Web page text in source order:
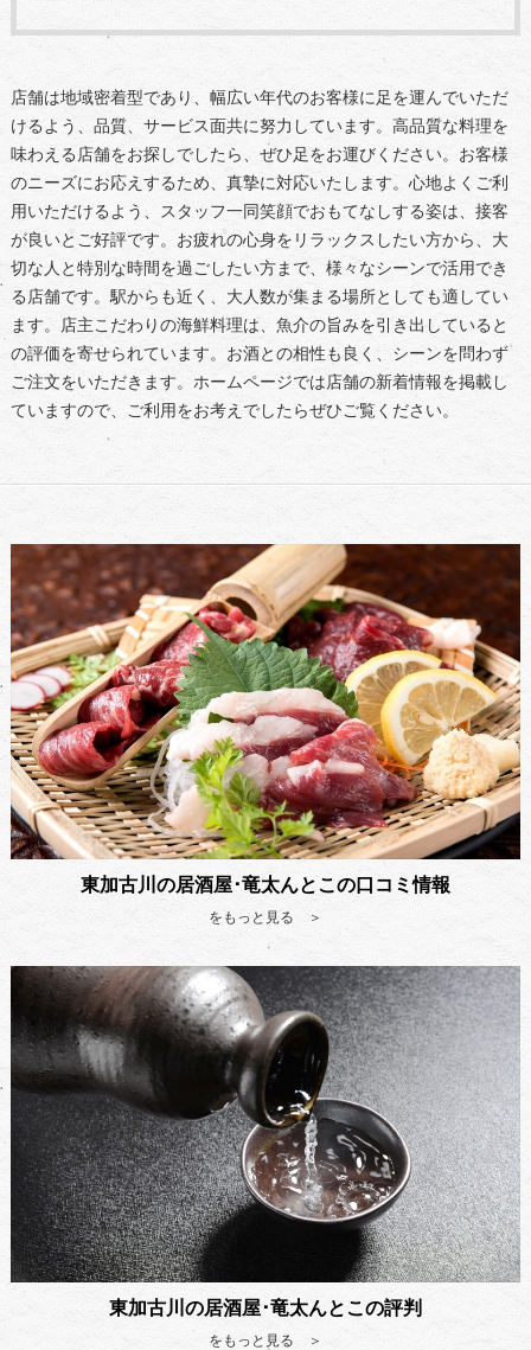
店舗は地域密着型であり、幅広い年代のお客様に足を運んでいただ
けるよう、品質、サービス面共に努力しています。高品質な料理を
味わえる店舗をお探しでしたら、ぜひ足をお運びください。お客様
のニーズにお応えするため、真摯に対応いたします。心地よくご利
用いただけるよう、スタッフ一同笑顔でおもてなしする姿は、接客
が良いとご好評です。お疲れの心身をリラックスしたい方から、大
切な人と特別な時間を過ごしたい方まで、様々なシーンで活用でき
る店舗です。駅からも近く、大人数が集まる場所としても適してい
ます。店主こだわりの海鮮料理は、魚介の旨みを引き出していると
の評価を寄せられています。お酒との相性も良く、シーンを問わず
ご注文をいただきます。ホームページでは店舗の新着情報を掲載し
ていますので、ご利用をお考えでしたらぜひご覧ください。
東加古川の居酒屋･竜太んとこの口コミ情報
をもっと見る ＞
東加古川の居酒屋･竜太んとこの評判
をもっと見る ＞